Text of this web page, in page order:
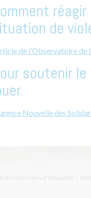
de
de l’Observatoire
soutenir
Nouvelle des
Générales d'Utilisation